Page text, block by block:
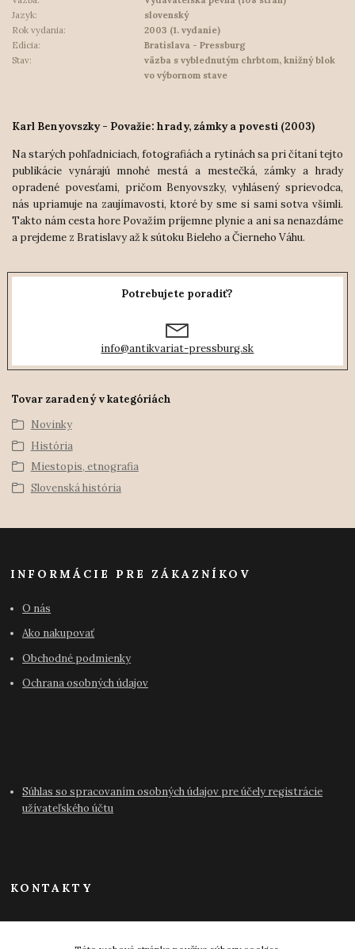
Jazyk:
slovenský
Rok vydania:
2003 (1. vydanie)
Edícia:
Bratislava - Pressburg
Stav:
väzba s vyblednutým chrbtom, knižný blok
vo výbornom stave
Karl Benyovszky - Považie: hrady, zámky a povesti (2003)
Na starých pohľadniciach, fotografiách a rytinách sa pri čítaní tejto
publikácie vynárajú mnohé mestá a mestečká, zámky a hrady
opradené povesťami, pričom Benyovszky, vyhlásený sprievodca,
nás upriamuje na zaujímavosti, ktoré by sme si sami sotva všimli.
Takto nám cesta hore Považím príjemne plynie a ani sa nenazdáme
a prejdeme z Bratislavy až k sútoku Bieleho a Čierneho Váhu.
Potrebujete poradiť?
info@antikvariat-pressburg.sk
Tovar zaradený v kategóriách
Novinky
História
Miestopis, etnografia
Slovenská história
INFORMÁCIE PRE ZÁKAZNÍKOV
O nás
Ako nakupovať
Obchodné podmienky
Ochrana osobných údajov
Súhlas so spracovaním osobných údajov pre účely registrácie
užívateľského účtu
KONTAKTY